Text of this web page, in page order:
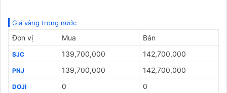
Giá vàng trong nước
Đơn vị Mua Bán
SJC 139,700,000 142,700,000
PNJ 139,700,000 142,700,000
DOJI 0 0